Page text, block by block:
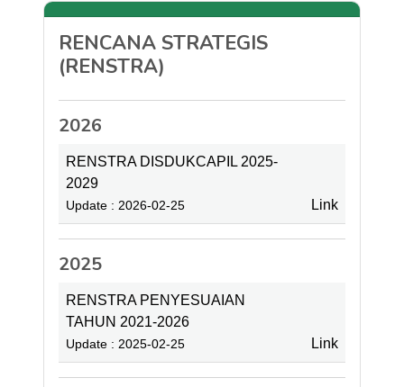
RENCANA STRATEGIS
(RENSTRA)
2026
RENSTRA DISDUKCAPIL 2025-
2029
Update : 2026-02-25 Link
2025
RENSTRA PENYESUAIAN
TAHUN 2021-2026
Update : 2025-02-25 Link